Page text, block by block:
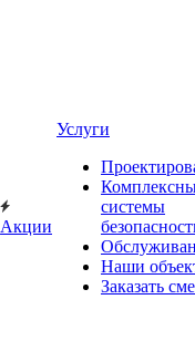
Акции
Услуги
системы
Наши
Заказать